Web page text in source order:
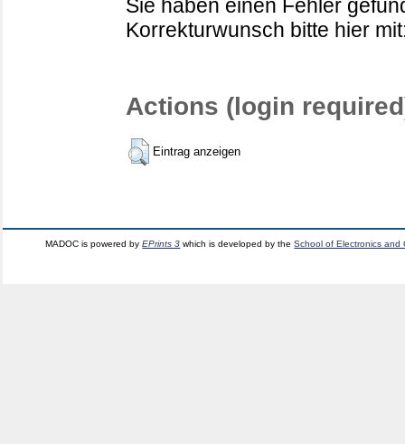
Sie haben einen Fehler
Korrekturwunsch bitte hier
Actions (login
Eintrag anzeigen
MADOC is powered byEPrints 3 which is developed by theSchool of Electronics and